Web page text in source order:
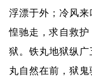
浮漂于外；冷风
惶驰走，求自救
狱。铁丸地狱纵
丸自然在前，狱鬼